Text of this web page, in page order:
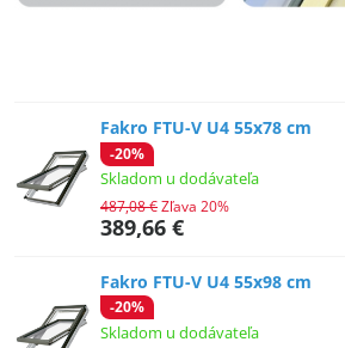
Fakro FTU-V U4 55x78 cm
-20%
Skladom u dodávateľa
389,66 €
487,08 €Zľava 20%
Fakro FTU-V U4 55x98 cm
-20%
Skladom u dodávateľa